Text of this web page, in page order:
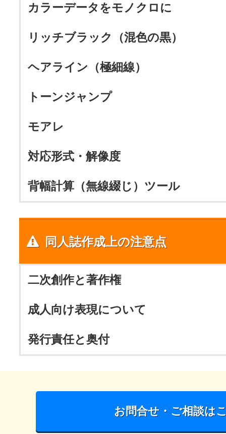
カラーデータをモノクロに
リッチブラック（混色の黒）
ヘアライン（極細線）
トーンジャンプ
モアレ
対応形式・解像度
背幅計算（無線綴じ）ツール
同人誌作成上の注意点
二次創作と著作権
成人向け表現について
発行責任と奥付
お問合せ・ご相談は